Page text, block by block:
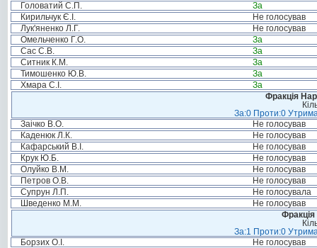
Головатий С.П.
За
Кирильчук Є.І.
Не голосував
Лук'яненко Л.Г.
Не голосував
Омельченко Г.О.
За
Сас С.В.
За
Ситник К.М.
За
Тимошенко Ю.В.
За
Хмара С.І.
За
Фракція
За:0 Проти:0
Заічко В.О.
Не голосував
Каденюк Л.К.
Не голосував
Кафарський В.І.
Не голосував
Крук Ю.Б.
Не голосував
Олуйко В.М.
Не голосував
Петров О.В.
Не голосував
Супрун Л.П.
Не голосувала
Шведенко М.М.
Не голосував
Фракція
За:1 Проти:0
Борзих О.І.
Не голосував